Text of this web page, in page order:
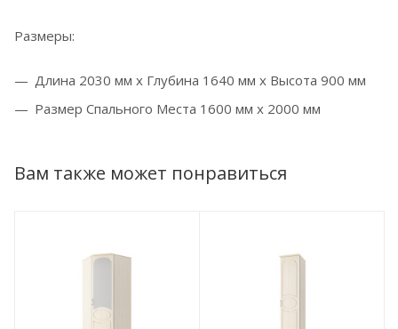
Размеры:
Длина 2030 мм x Глубина 1640 мм х Высота 900 мм
Размер Спального Места 1600 мм х 2000 мм
Вам также может понравиться